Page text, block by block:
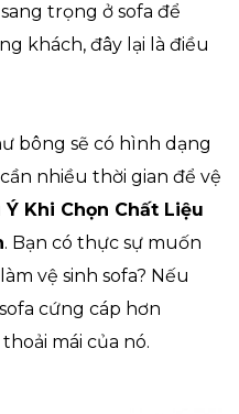
trọng ở sofa để
khách, đây lại là điều
bông sẽ có hình dạng
nhiều thời gian để vệ
Ý Khi Chọn Chất Liệu
. Bạn có thực sự muốn
vệ sinh sofa? Nếu
cứng cáp hơn
mái của nó.